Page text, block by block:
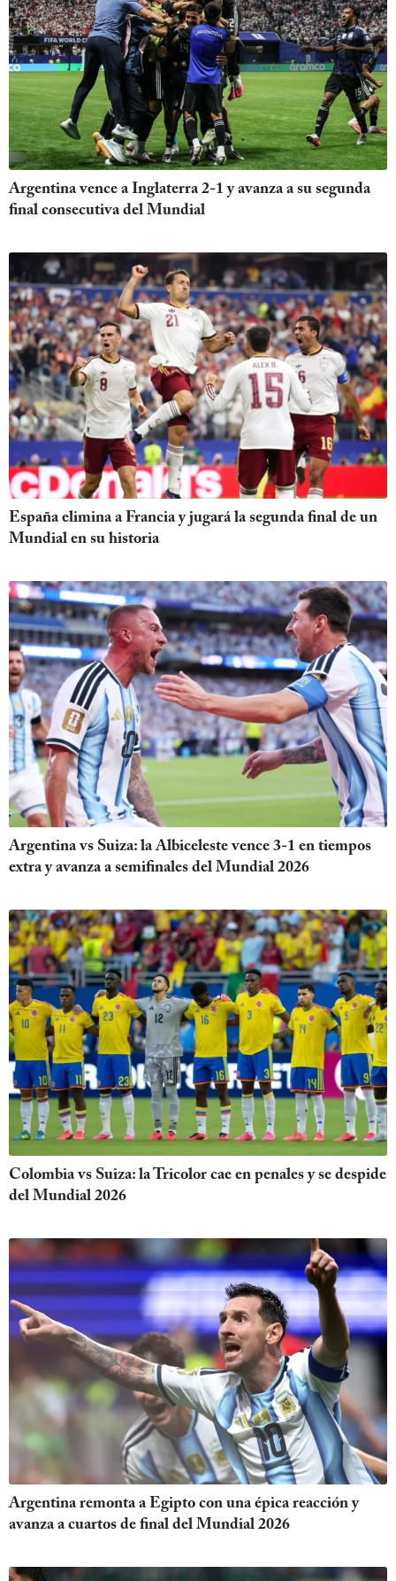
Argentina vence a Inglaterra 2-1 y avanza a su segunda
final consecutiva del Mundial
España elimina a Francia y jugará la segunda final de un
Mundial en su historia
Argentina vs Suiza: la Albiceleste vence 3-1 en tiempos
extra y avanza a semifinales del Mundial 2026
Colombia vs Suiza: la Tricolor cae en penales y se despide
del Mundial 2026
Argentina remonta a Egipto con una épica reacción y
avanza a cuartos de final del Mundial 2026